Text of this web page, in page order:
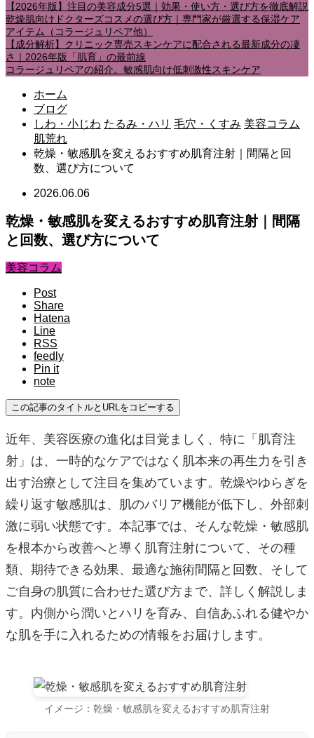
【2026年版】注目の美容成分5選｜効果・使い方・選び方を徹底解説
乾燥肌向けドクターズコスメの選び方｜専門家が厳選する保湿ケア
アイテム（コラージュリペア他）
【成分解析】クリニック専売スキンケアに配合される最新成分の凄
さ｜2026年版「肌育」の最前線
コラージュリペアの紹介。敏感肌向け低刺激性スキンケア
ホーム
ブログ
しわ・小じわ たるみ・ハリ 毛穴・くすみ 美容コラム
肌荒れ
乾燥・敏感肌を変えるおすすめ肌育注射｜間隔と回
数、選び方について
2026.06.06
乾燥・敏感肌を変えるおすすめ肌育注射｜間隔
と回数、選び方について
美容コラム
Post
Share
Hatena
Line
RSS
feedly
Pin it
note
この記事のタイトルとURLをコピーする
近年、美容医療の進化は目覚ましく、特に「肌育注
射」は、一時的なケアではなく肌本来の再生力を引き
出す治療として注目を集めています。乾燥やゆらぎを
繰り返す敏感肌は、肌のバリア機能が低下し、外部刺
激に弱い状態です。本記事では、そんな乾燥・敏感肌
を根本から改善へと導く肌育注射について、その種
類、期待できる効果、最適な施術間隔と回数、そして
ご自身の肌質に合わせた選び方まで、詳しく解説しま
す。内側から潤いとハリを育み、自信あふれる健やか
な肌を手に入れるための情報をお届けします。
イメージ：乾燥・敏感肌を変えるおすすめ肌育注射